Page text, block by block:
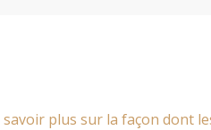
savoir plus sur la façon dont